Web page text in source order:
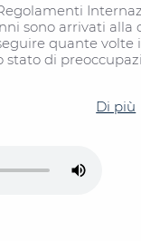
sono arrivati alla
quante volte
stato di
Di più